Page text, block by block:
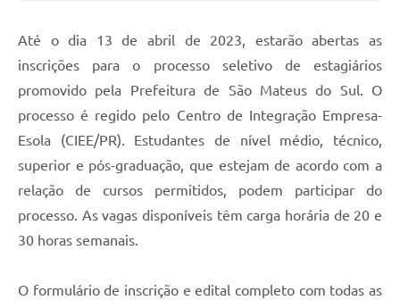
Chamamento Público para Artistas Locais
Projeto Nascente Viva
Agência do Trabalhador
Previdência Complementar
Telefones Prefeitura Municipal
Até o dia 13 de abril de 2023, estarão abertas as
inscrições para o processo seletivo de estagiários
promovido pela Prefeitura de São Mateus do Sul. O
processo é regido pelo Centro de Integração Empresa-
Esola (CIEE/PR). Estudantes de nível médio, técnico,
superior e pós-graduação, que estejam de acordo com a
relação de cursos permitidos, podem participar do
processo. As vagas disponíveis têm carga horária de 20 e
30 horas semanais.
O formulário de inscrição e edital completo com todas as